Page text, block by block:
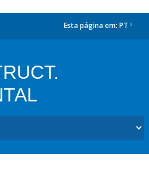
Esta página em: PT